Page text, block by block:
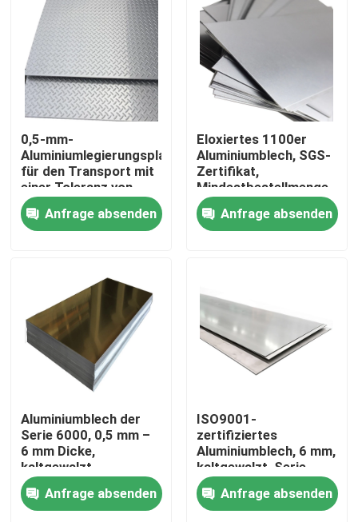
Haus
Produkte
Videos
Über uns
Fabrik-Ausflug
0,5-mm-
Aluminiumlegierungsplatte
für den Transport mit
einer Toleranz von
±0,2 mm
Anfrage absenden
Eloxiertes 1100er
Aluminiumblech, SGS-
Zertifikat,
Mindestbestellmenge
1 Tonne, 0,5 mm – 6
mm Anfrage absenden
Aluminiumblech der
Serie 6000, 0,5 mm –
6 mm Dicke,
kaltgewalzt
Anfrage absenden
ISO9001-
zertifiziertes
Aluminiumblech, 6 mm,
kaltgewalzt, Serie
6000
Anfrage absenden